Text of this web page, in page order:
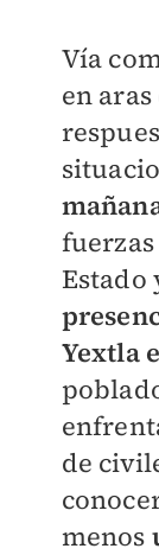
Vía
en
Estado
Yextla
de
menos